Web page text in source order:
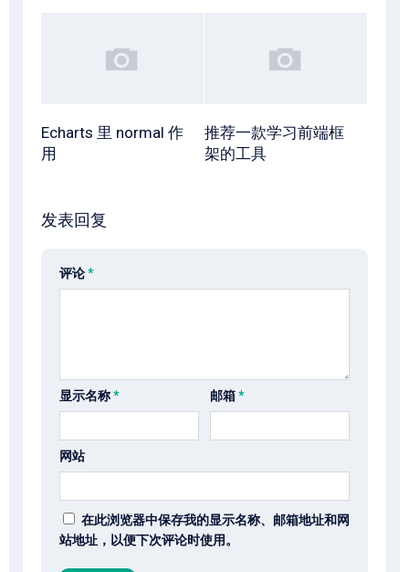
Echarts 里 normal 作
用
推荐一款学习前端框
架的工具
发表回复
评论*
显示名称* 邮箱*
网站
在此浏览器中保存我的显示名称、邮箱地址和网
站地址，以便下次评论时使用。